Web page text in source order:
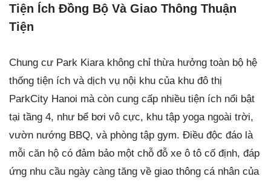
Tiện Ích Đồng Bộ Và Giao Thông Thuận
Tiện
Chung cư Park Kiara không chỉ thừa hưởng toàn bộ hệ
thống tiện ích và dịch vụ nội khu của khu đô thị
ParkCity Hanoi mà còn cung cấp nhiều tiện ích nổi bật
tại tầng 4, như bể bơi vô cực, khu tập yoga ngoài trời,
vườn nướng BBQ, và phòng tập gym. Điều độc đáo là
mỗi căn hộ có đảm bảo một chỗ đỗ xe ô tô cố định, đáp
ứng nhu cầu ngày càng tăng về giao thông cá nhân của